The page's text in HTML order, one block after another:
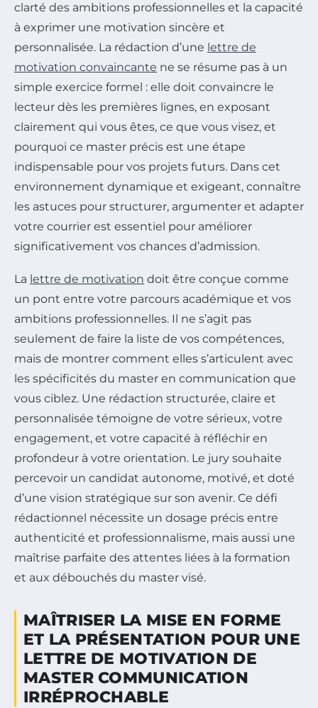
clarté des ambitions professionnelles et la capacité
à exprimer une motivation sincère et
personnalisée. La rédaction d’une lettre de
motivation convaincante ne se résume pas à un
simple exercice formel : elle doit convaincre le
lecteur dès les premières lignes, en exposant
clairement qui vous êtes, ce que vous visez, et
pourquoi ce master précis est une étape
indispensable pour vos projets futurs. Dans cet
environnement dynamique et exigeant, connaître
les astuces pour structurer, argumenter et adapter
votre courrier est essentiel pour améliorer
significativement vos chances d’admission.
La lettre de motivation doit être conçue comme
un pont entre votre parcours académique et vos
ambitions professionnelles. Il ne s’agit pas
seulement de faire la liste de vos compétences,
mais de montrer comment elles s’articulent avec
les spécificités du master en communication que
vous ciblez. Une rédaction structurée, claire et
personnalisée témoigne de votre sérieux, votre
engagement, et votre capacité à réfléchir en
profondeur à votre orientation. Le jury souhaite
percevoir un candidat autonome, motivé, et doté
d’une vision stratégique sur son avenir. Ce défi
rédactionnel nécessite un dosage précis entre
authenticité et professionnalisme, mais aussi une
maîtrise parfaite des attentes liées à la formation
et aux débouchés du master visé.
MAÎTRISER LA MISE EN FORME
ET LA PRÉSENTATION POUR UNE
LETTRE DE MOTIVATION DE
MASTER COMMUNICATION
IRRÉPROCHABLE